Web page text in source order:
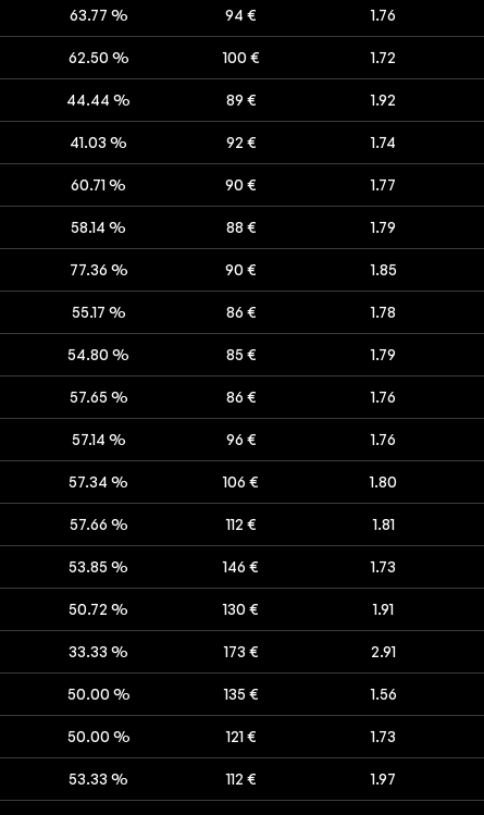
63.77 % 94 € 1.76
62.50 % 100 € 1.72
44.44 % 89 € 1.92
41.03 % 92 € 1.74
60.71 % 90 € 1.77
58.14 % 88 € 1.79
77.36 % 90 € 1.85
55.17 % 86 € 1.78
54.80 % 85 € 1.79
57.65 % 86 € 1.76
57.14 % 96 € 1.76
57.34 % 106 € 1.80
57.66 % 112 € 1.81
53.85 % 146 € 1.73
50.72 % 130 € 1.91
33.33 % 173 € 2.91
50.00 % 135 € 1.56
50.00 % 121 € 1.73
53.33 % 112 € 1.97